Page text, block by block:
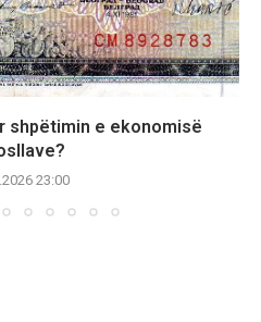
shpëtimin e ekonomisë
23:00